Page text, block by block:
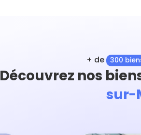
+ de 300
Découvrez nos
sur-